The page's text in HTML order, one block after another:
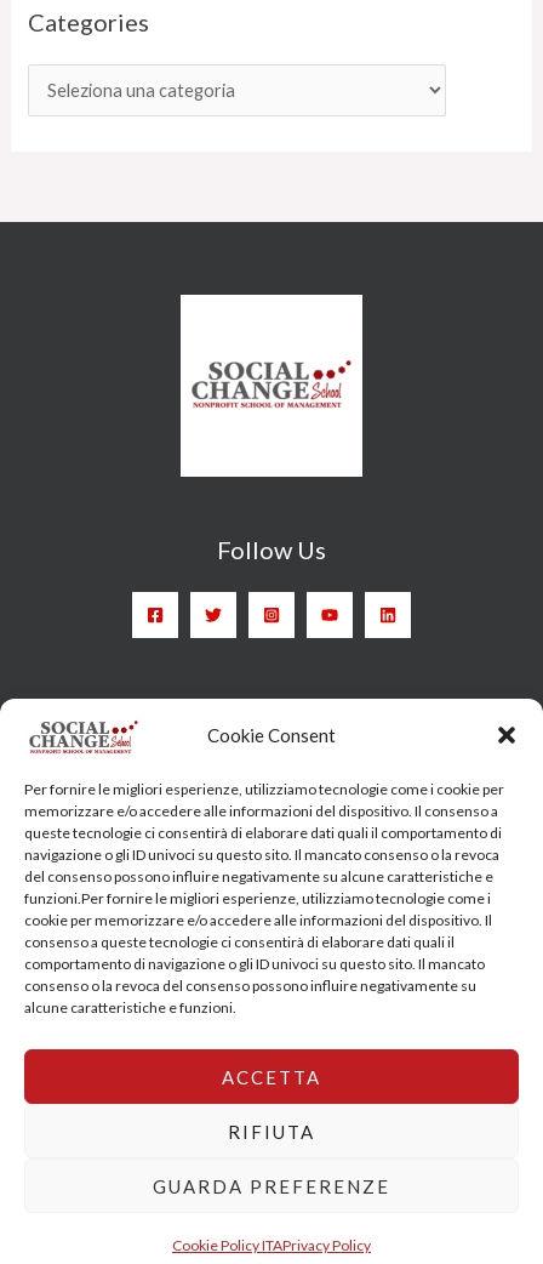
Cookie Consent
Per fornire le migliori esperienze, utilizziamo tecnologie come i cookie per
memorizzare e/o accedere alle informazioni del dispositivo. Il consenso a
queste tecnologie ci consentirà di elaborare dati quali il comportamento di
navigazione o gli ID univoci su questo sito. Il mancato consenso o la revoca
del consenso possono influire negativamente su alcune caratteristiche e
funzioni.Per fornire le migliori esperienze, utilizziamo tecnologie come i
cookie per memorizzare e/o accedere alle informazioni del dispositivo. Il
consenso a queste tecnologie ci consentirà di elaborare dati quali il
comportamento di navigazione o gli ID univoci su questo sito. Il mancato
consenso o la revoca del consenso possono influire negativamente su
alcune caratteristiche e funzioni.
ACCETTA
RIFIUTA
GUARDA PREFERENZE
Cookie Policy ITAPrivacy Policy
Categories
Follow Us
Head Quarter: Spain – Calle Arrieta, 9 - 28013 Madrid
7 - 00185 Roma
socialchangeschool@socialchangeschool.org
PMC – Master
HOPE – Master
MIDHA – Master
LEAD – Master
Copyright © 2026 SocialChangeSchool |